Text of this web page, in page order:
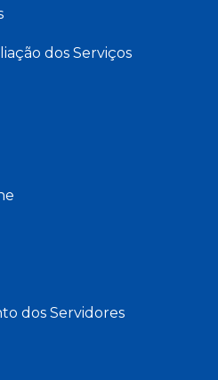
dos Serviços
dos Servidores